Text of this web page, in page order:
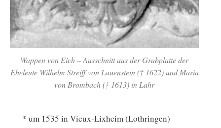
Wappen von Eich – Ausschnitt aus der Grabplatte der
Eheleute Wilhelm Streiff von Lauenstein († 1622) und Maria
von Brombach († 1613) in Lahr
* um 1535 in Vieux-Lixheim (Lothringen)